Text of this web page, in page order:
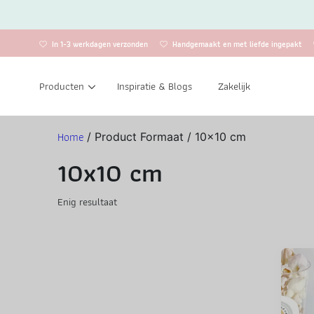
In 1-3 werkdagen verzonden Handgemaakt en met liefde ingepakt
Producten Inspiratie & Blogs Zakelijk
Home / Product Formaat / 10x10 cm
10x10 cm
Enig resultaat